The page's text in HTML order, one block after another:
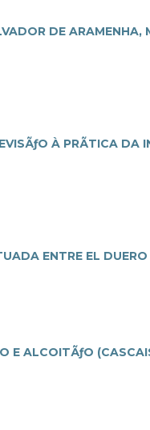
DE ARAMENHA,
À PRÃTICA DA
ENTRE EL
E ALCOITÃƒO